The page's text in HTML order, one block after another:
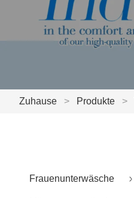
Zuhause > Produkte >
Frauenunterwäsche